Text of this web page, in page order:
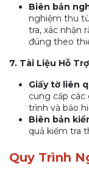
Biên bản
nghiệm thu
tra, xác nhận
đúng theo
7. Tài Liệu Hỗ
Giấy tờ liên
cung cấp các
trình và bảo
Biên bản
quả kiểm tra
Quy Trình